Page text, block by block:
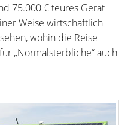
75.000 € teures Gerät
Weise wirtschaftlich
wohin die Reise
„Normalsterbliche“ auch